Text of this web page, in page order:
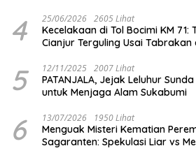
4 25/06/2026 2605 Lihat
Kecelakaan di Tol Bocimi KM 71:
Cianjur Terguling Usai Tabrakan
5 12/11/2025 2007 Lihat
PATANJALA, Jejak Leluhur
untuk Menjaga Alam Sukabumi
6 13/07/2026 1950 Lihat
Menguak Misteri Kematian
Sagaranten: Spekulasi Liar vs